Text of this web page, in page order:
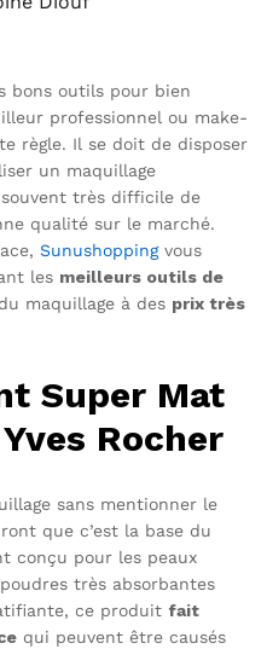
bons outils pour bien
professionnel ou make-
règle. Il se doit de disposer
un maquillage
très difficile de
qualité sur le marché.
Sunushoppingvous
les meilleurs outils de
maquillage à des prix très
Super Mat
Rocher
sans mentionner le
que c’est la base du
conçu pour les peaux
très absorbantes
ce produit fait
qui peuvent être causés